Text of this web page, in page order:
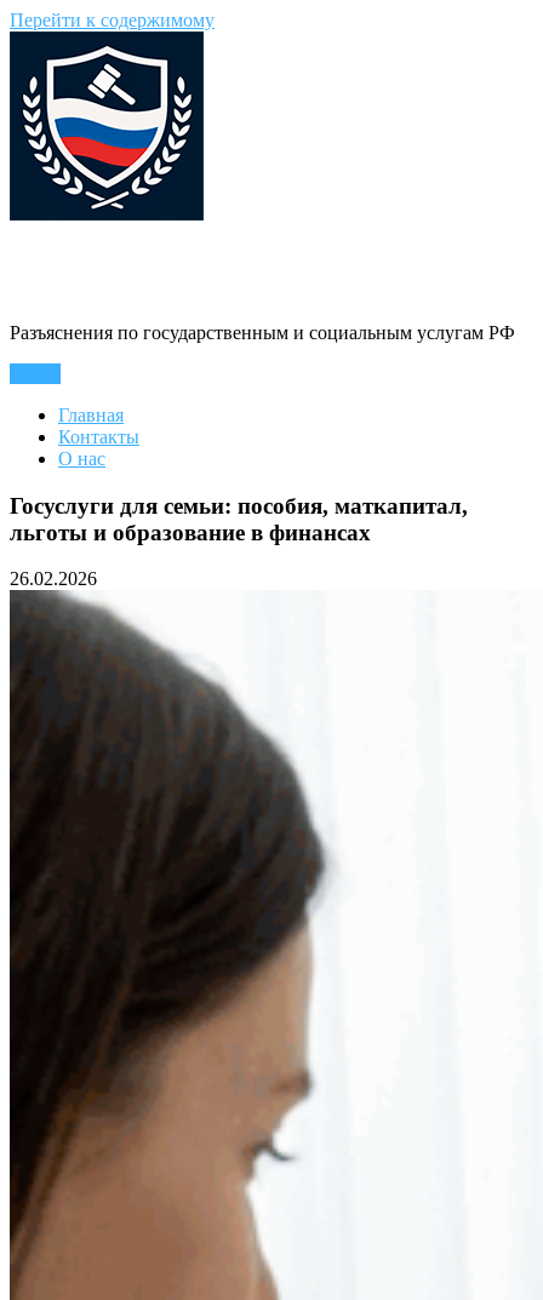
Перейти к содержимому
Разъяснения по государственным и социальным услугам РФ
Главная
Контакты
О нас
Госуслуги для семьи: пособия, маткапитал,
льготы и образование в финансах
26.02.2026